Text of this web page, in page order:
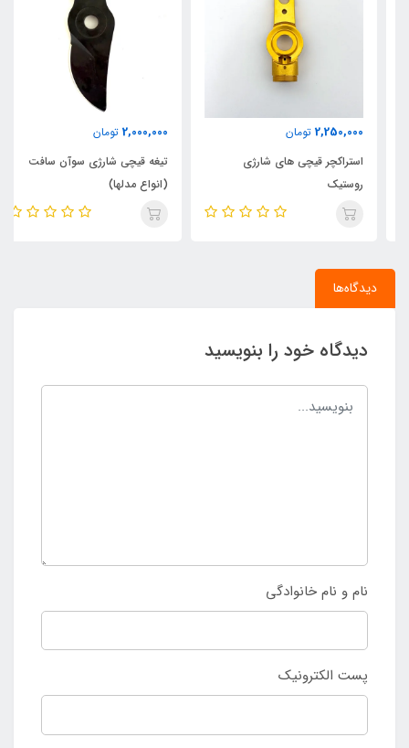
2,250,000 تومان
استراکچر قیچی های شارژی
روستیک
2,000,000 تومان
تیغه قیچی شارژی سوآن سافت
(انواع مدلها)
دیدگاه‌ها
دیدگاه خود را بنویسید
نام و نام خانوادگی
پست الکترونیک